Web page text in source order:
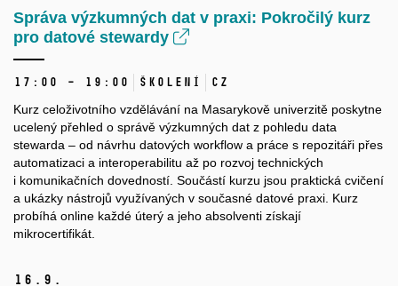
Správa výzkumných dat v praxi: Pokročilý kurz
pro datové stewardy
17:00 – 19:00 Školení CZ
Kurz celoživotního vzdělávání na Masarykově univerzitě poskytne
ucelený přehled o správě výzkumných dat z pohledu data
stewarda – od návrhu datových workflow a práce s repozitáři přes
automatizaci a interoperabilitu až po rozvoj technických
i komunikačních dovedností. Součástí kurzu jsou praktická cvičení
a ukázky nástrojů využívaných v současné datové praxi. Kurz
probíhá online každé úterý a jeho absolventi získají
mikrocertifikát.
16. 9.